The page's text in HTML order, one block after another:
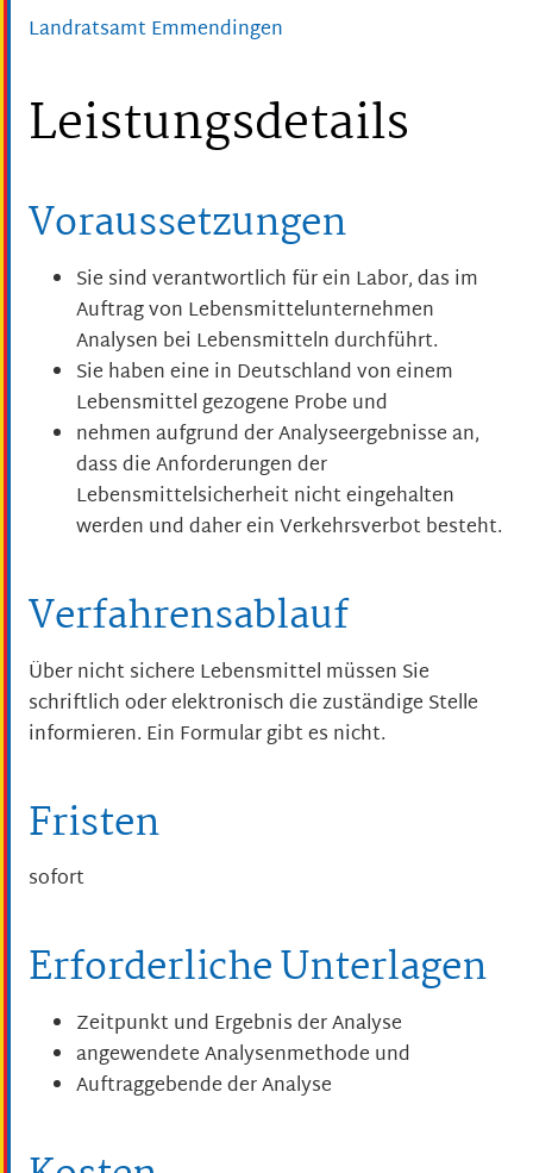
Landratsamt Emmendingen
Leistungsdetails
Voraussetzungen
Sie sind verantwortlich für ein Labor, das im
Auftrag von Lebensmittelunternehmen
Analysen bei Lebensmitteln durchführt.
Sie haben eine in Deutschland von einem
Lebensmittel gezogene Probe und
nehmen aufgrund der Analyseergebnisse an,
dass die Anforderungen der
Lebensmittelsicherheit nicht eingehalten
werden und daher ein Verkehrsverbot besteht.
Verfahrensablauf
Über nicht sichere Lebensmittel müssen Sie
schriftlich oder elektronisch die zuständige Stelle
informieren. Ein Formular gibt es nicht.
Fristen
sofort
Erforderliche Unterlagen
Zeitpunkt und Ergebnis der Analyse
angewendete Analysenmethode und
Auftraggebende der Analyse